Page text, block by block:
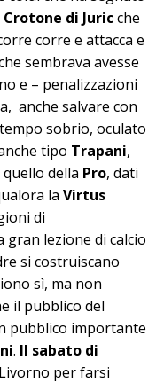
Crotone di Juricche
corre e attacca e
sembrava avesse
e – penalizzazioni
anche salvare con
sobrio, oculato
tipo Trapani,
della Pro, dati
la Virtus
di
gran lezione di calcio
si costruiscano
sì, ma non
il pubblico del
pubblico importante
. Il sabato di
per farsi